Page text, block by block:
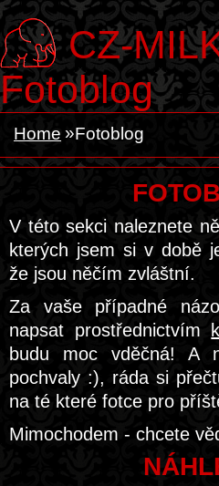
CZ-
Fotoblog
Home Fotoblog
V této sekci naleznete
kterých jsem si v době
že jsou něčím zvláštní.
Za vaše případné
napsat prostřednictvím
budu moc vděčná! A
pochvaly :), ráda si
na té které fotce pro
Mimochodem - chcete